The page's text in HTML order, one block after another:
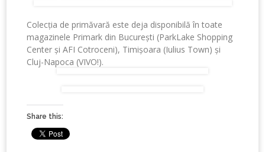
Colecția de primăvară este deja disponibilă în toate
magazinele Primark din București (ParkLake Shopping
Center și AFI Cotroceni), Timișoara (Iulius Town) și
Cluj-Napoca (VIVO!).
Share this: